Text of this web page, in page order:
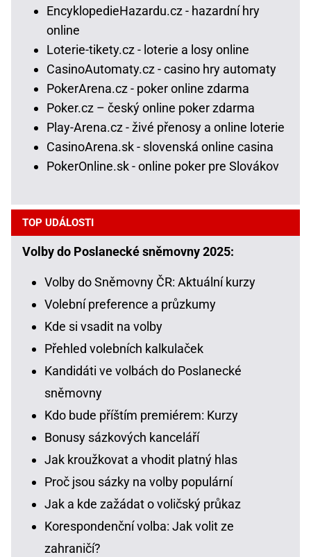
EncyklopedieHazardu.cz - hazardní hry
online
Loterie-tikety.cz - loterie a losy online
CasinoAutomaty.cz - casino hry automaty
PokerArena.cz - poker online zdarma
Poker.cz – český online poker zdarma
Play-Arena.cz - živé přenosy a online loterie
CasinoArena.sk - slovenská online casina
PokerOnline.sk - online poker pre Slovákov
TOP UDÁLOSTI
Volby do Poslanecké sněmovny 2025:
Volby do Sněmovny ČR: Aktuální kurzy
Volební preference a průzkumy
Kde si vsadit na volby
Přehled volebních kalkulaček
Kandidáti ve volbách do Poslanecké
sněmovny
Kdo bude příštím premiérem: Kurzy
Bonusy sázkových kanceláří
Jak kroužkovat a vhodit platný hlas
Proč jsou sázky na volby populární
Jak a kde zažádat o voličský průkaz
Korespondenční volba: Jak volit ze
zahraničí?